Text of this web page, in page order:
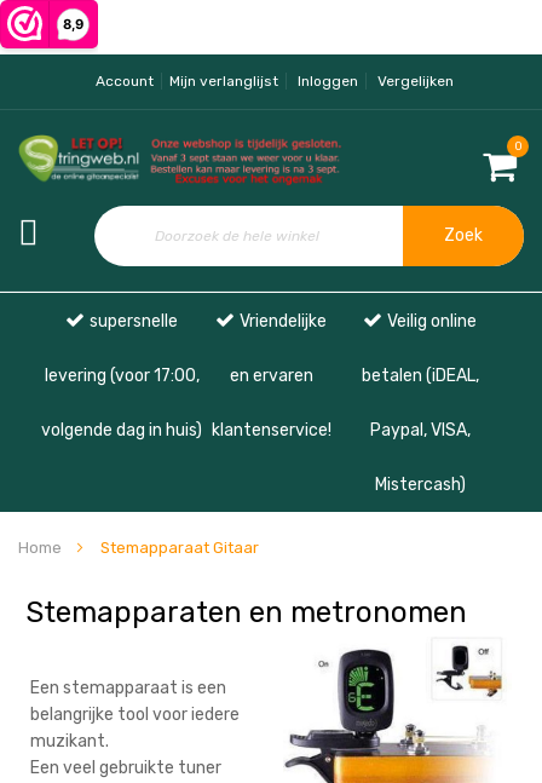
Account Mijn verlanglijst Inloggen Vergelijken
0
Zoek
supersnelle
levering (voor 17:00,
volgende dag in huis)
Vriendelijke
en ervaren
klantenservice!
Veilig online
betalen (iDEAL,
Paypal, VISA,
Mistercash)
Home Stemapparaat Gitaar
Stemapparaten en metronomen
Een stemapparaat is een
belangrijke tool voor iedere
muzikant.
Een veel gebruikte tuner